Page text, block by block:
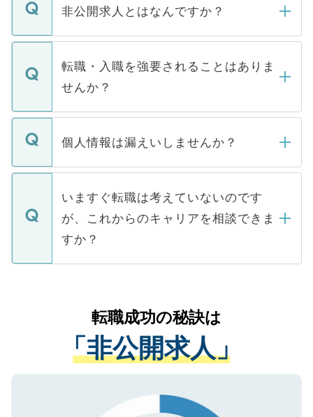
登録内容を確認し、その後メールもしくは
ます。通常、5営業日以内にはご連絡をせて
いただきますので、しばらくお待ちくださ
非公開求人とはなんですか？
マイナビDOCTORで取り扱っている求人の
うち約3割は、Webサイトからご覧いただ
けない「非公開求人」です。非公開求人は
下記の理由によって、一般には公開してい
ません。
■応募殺到を避けるため 人気のある医療機
関を公にしてしまうと、応募が殺到する場
に、医療機関が求める条件に合った人材の
みを人材紹介会社に依頼するケースが増え
ています。
転職・入職を強要されることはありま
せんか？
転職・入職を強要することは一切ありませ
ん。また、仮に応募先から内定をいただい
定を承諾する必要はありません。内定先へ
の辞退の連絡はキャリアパートナーが行い
個人情報は漏えいしませんか？
個人情報が漏えいすることはありませんの
で、ご安心ください。当サイトからの登録
などで収集したご登録者様の個人情報は、
ご本人のキャリアアップおよび転職活動の
支援を目的に使用いたします。お預かりし
ているすべての個人データはご本人の許可
は、個人情報の取り扱いについての厳密な
管理基準を満たした事業者のみに付与され
る、プライバシーマークを取得済みです。
で、機密保持に関してもご安心ください。
いますぐ転職は考えていないのです
が、これからのキャリアを相談できま
すか？
かがいして、現在の医療機関の状況や紹介
経験をまじえながら、適切なアドバイスを
させていただきます。すぐにご転職をされ
ない方には、長期的なサポートが可能です
ので、まずはご登録ください。
転職成功の秘訣は
「非公開求人」